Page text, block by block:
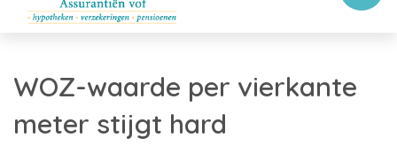
WOZ-waarde per vierkante
meter stijgt hard